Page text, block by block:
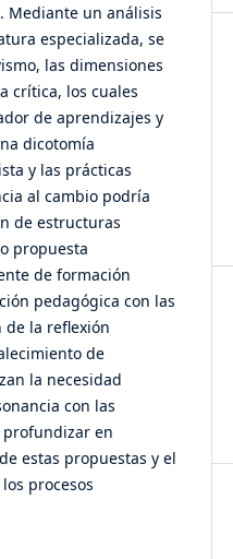
Mediante un análisis
especializada, se
las dimensiones
crítica, los cuales
de aprendizajes y
dicotomía
y las prácticas
al cambio podría
de estructuras
propuesta
de formación
pedagógica con las
de la reflexión
de
la necesidad
con las
profundizar en
estas propuestas y el
procesos